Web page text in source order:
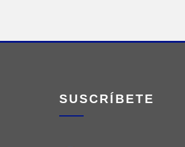
SUSCRÍBETE